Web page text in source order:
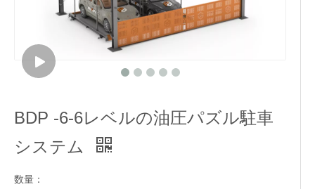
BDP -6-6レベルの油圧パズル駐車
システム
数量：